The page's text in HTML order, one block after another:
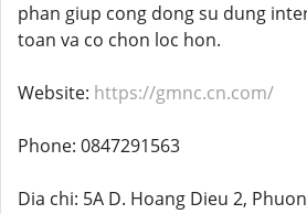
phan giup cong dong su dung
toan va co chon loc hon.
Website: https://gmnc.cn.com/
Phone: 0847291563
Dia chi: 5A D. Hoang Dieu 2,